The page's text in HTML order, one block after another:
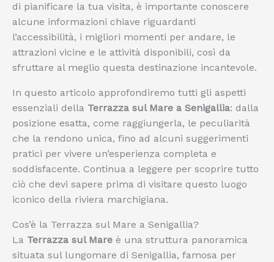
di pianificare la tua visita, è importante conoscere
alcune informazioni chiave riguardanti
l’accessibilità, i migliori momenti per andare, le
attrazioni vicine e le attività disponibili, così da
sfruttare al meglio questa destinazione incantevole.
In questo articolo approfondiremo tutti gli aspetti
essenziali della Terrazza sul Mare a Senigallia: dalla
posizione esatta, come raggiungerla, le peculiarità
che la rendono unica, fino ad alcuni suggerimenti
pratici per vivere un’esperienza completa e
soddisfacente. Continua a leggere per scoprire tutto
ciò che devi sapere prima di visitare questo luogo
iconico della riviera marchigiana.
Cos’è la Terrazza sul Mare a Senigallia?
La Terrazza sul Mare è una struttura panoramica
situata sul lungomare di Senigallia, famosa per